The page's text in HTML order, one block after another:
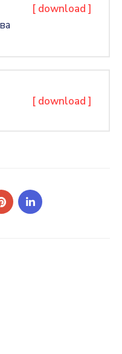
[ download ]
[ download ]